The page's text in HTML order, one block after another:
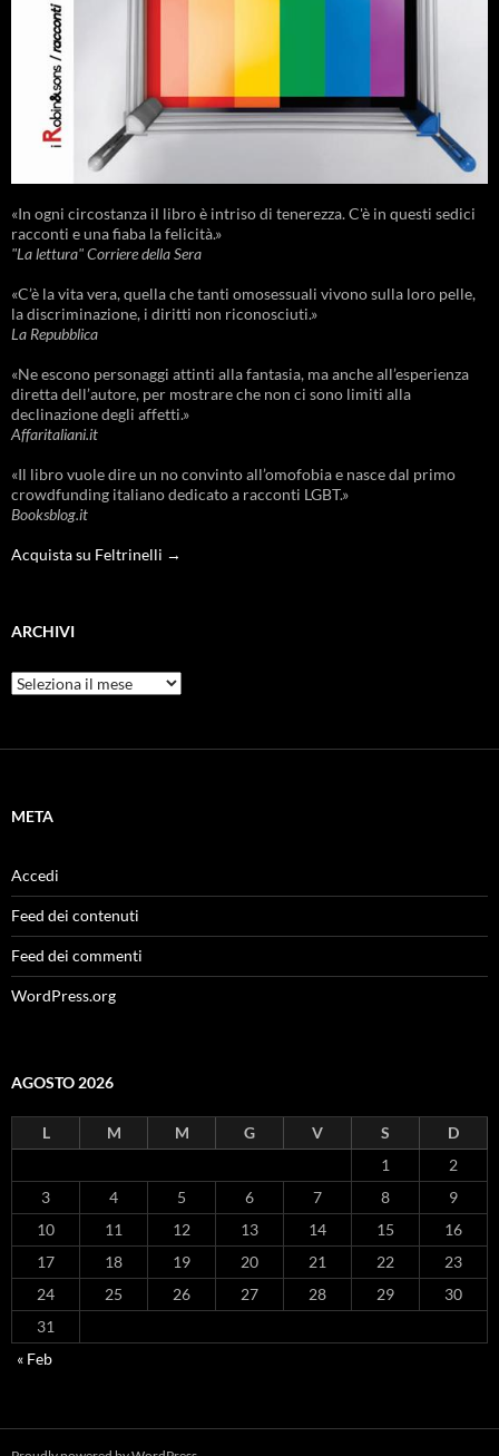
«In ogni circostanza il libro è intriso di tenerezza. C'è in questi sedici
racconti e una fiaba la felicità.»
"La lettura" Corriere della Sera
«C’è la vita vera, quella che tanti omosessuali vivono sulla loro pelle,
la discriminazione, i diritti non riconosciuti.»
La Repubblica
«Ne escono personaggi attinti alla fantasia, ma anche all’esperienza
diretta dell’autore, per mostrare che non ci sono limiti alla
declinazione degli affetti.»
Affaritaliani.it
«Il libro vuole dire un no convinto all’omofobia e nasce dal primo
crowdfunding italiano dedicato a racconti LGBT.»
Booksblog.it
Acquista su Feltrinelli →
ARCHIVI
Archivi
META
Accedi
Feed dei contenuti
Feed dei commenti
WordPress.org
AGOSTO 2026
L M M G V S
D
1
2
3
4 5 6 7 8
9
10
11 12 13 14 15
16
17
18 19 20 21 22
23
24
25 26 27 28 29
30
31
« Feb